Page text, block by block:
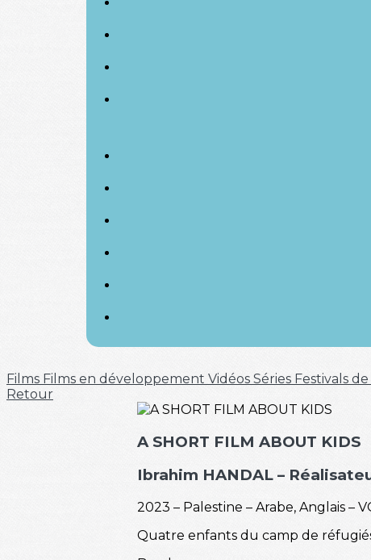
Films Films en développement Vidéos Séries Festivals
Retour
A SHORT FILM ABOUT KIDS
Ibrahim HANDAL –
2023 – Palestine – Arabe, Anglais –
Quatre enfants du camp de